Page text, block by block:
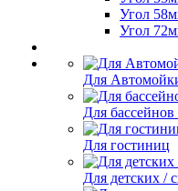
Угол
Угол
Для
Для бассейнов
Для гостиниц
Для детских /